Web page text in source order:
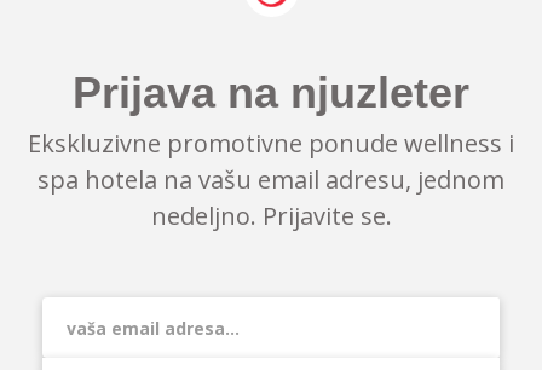
Prijava na njuzleter
Ekskluzivne promotivne ponude wellness i
spa hotela na vašu email adresu, jednom
nedeljno. Prijavite se.